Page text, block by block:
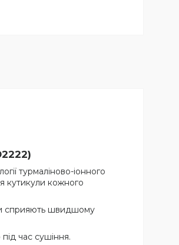
турмаліново-іонного
кутикули кожного
сприяють швидшому
час сушіння.